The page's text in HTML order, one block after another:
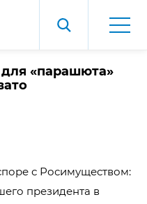
«парашюта»
с Росимуществом:
президента в